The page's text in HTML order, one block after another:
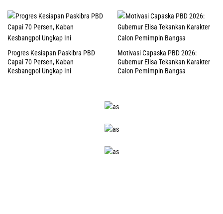
Progres Kesiapan Paskibra PBD
Capai 70 Persen, Kaban
Kesbangpol Ungkap Ini
Motivasi Capaska PBD 2026:
Gubernur Elisa Tekankan Karakter
Calon Pemimpin Bangsa